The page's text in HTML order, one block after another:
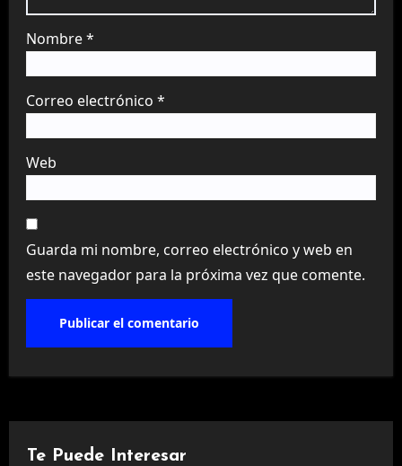
Nombre*
Correo electrónico *
Web
Guarda mi nombre, correo electrónico y web en
este navegador para la próxima vez que comente.
Te Puede Interesar